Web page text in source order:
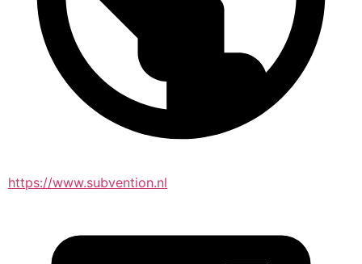
https://www.subvention.nl